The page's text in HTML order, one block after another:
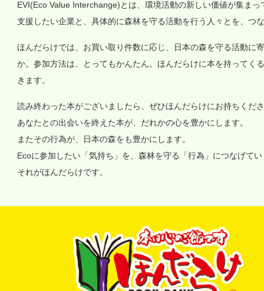
EVI(Eco Value Interchange)とは、環境活動の新しい価値が集ま
支援したい企業と、具体的に森林を守る活動を行う人々とを、つ
ほんだらけでは、お買い取り件数に応じ、日本の森を守る活動に
か。参加方法は、とってもかんたん。ほんだらけに本を持ってく
きます。
読み終わった本がございましたら、ぜひほんだらけにお持ちくだ
あなたとの出会いを終えた本が、だれかの心を豊かにします。
またその行為が、日本の森をも豊かにします。
Ecoに参加したい「気持ち」を、森林を守る「行為」につなげて
それがほんだらけです。